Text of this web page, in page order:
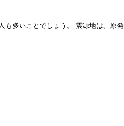
多いことでしょう。 震源地は、原